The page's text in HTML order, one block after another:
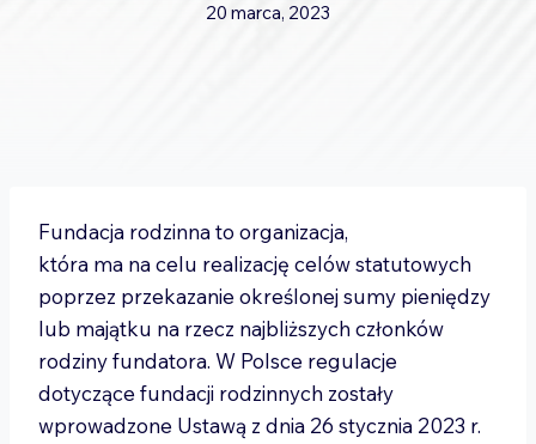
20 marca, 2023
Fundacja rodzinna to organizacja,
która ma na celu realizację celów statutowych
poprzez przekazanie określonej sumy pieniędzy
lub majątku na rzecz najbliższych członków
rodziny fundatora. W Polsce regulacje
dotyczące fundacji rodzinnych zostały
wprowadzone Ustawą z dnia 26 stycznia 2023 r.